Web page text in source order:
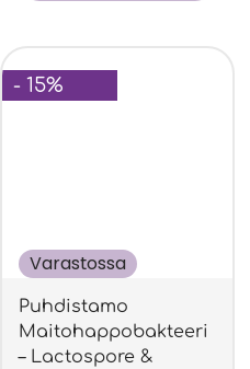
- 15%
Varastossa
Puhdistamo
Maitohappobakteeri
– Lactospore &